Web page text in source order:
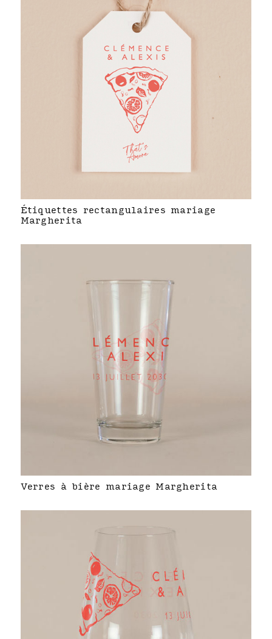
Étiquettes rectangulaires mariage
Margherita
Verres à bière mariage Margherita